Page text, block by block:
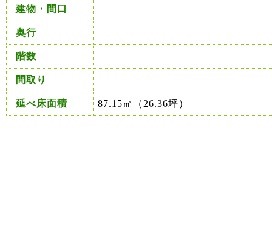
建物・間口
奥行
階数
間取り
延べ床面積 87.15㎡（26.36坪）